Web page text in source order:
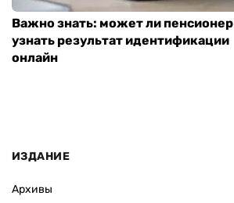
Важно знать: может ли пенсионер
узнать результат идентификации
онлайн
ИЗДАНИЕ
Архивы